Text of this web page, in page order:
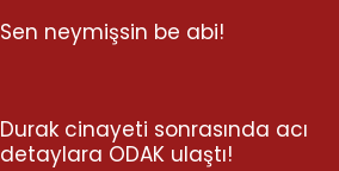
Sen neymişsin be abi!
Durak cinayeti sonrasında acı
detaylara ODAK ulaştı!